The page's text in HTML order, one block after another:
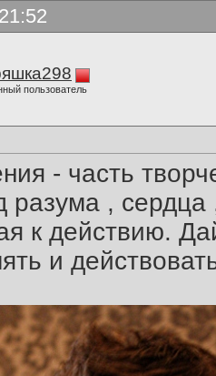
пользователь
- часть
разума ,
к действию.
и